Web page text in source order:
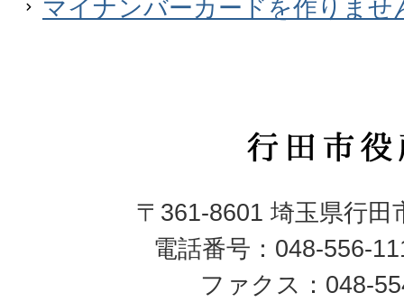
マイナンバーカードを作りませ
行
市
役
所
〒361-8601 埼玉県行田
電話番号：048-556-
ファクス：048-